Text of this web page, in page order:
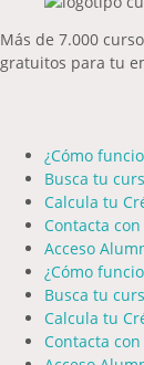
Más de 7.000
gratuitos para tu
¿Cómo
Busca tu
Calcula tu
Contacta
Acceso
¿Cómo
Busca tu
Calcula tu
Contacta